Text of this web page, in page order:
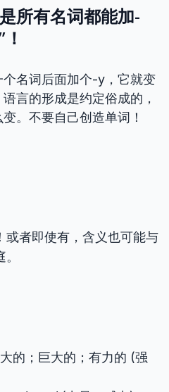
所有名词都能加-
名词后面加个-y，它就变
言的形成是约定俗成的，
。不要自己创造单词！
或者即使有，含义也可能与
的；巨大的；有力的 (强